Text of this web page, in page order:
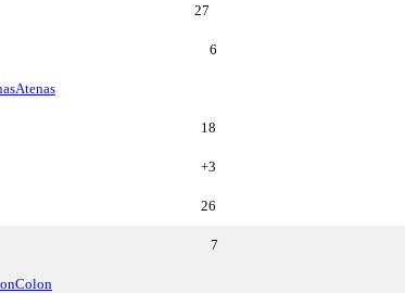
27
6
Atenas
18
+3
26
7
Colon